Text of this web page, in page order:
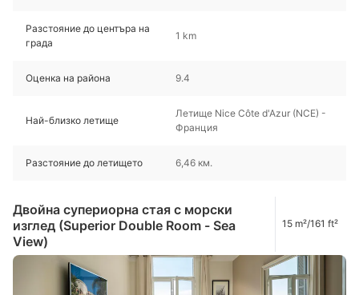
Разстояние до центъра на
града
1 km
Оценка на района 9.4
Най-близко летище
Летище Nice Côte d'Azur (NCE) -
Франция
Разстояние до летището 6,46 км.
Двойна супериорна стая с морски
изглед (Superior Double Room - Sea
View)
15 m²/161 ft²